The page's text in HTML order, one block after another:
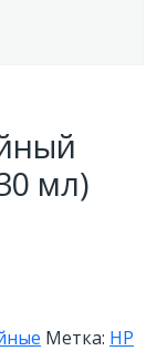
мл)
Метка: HP